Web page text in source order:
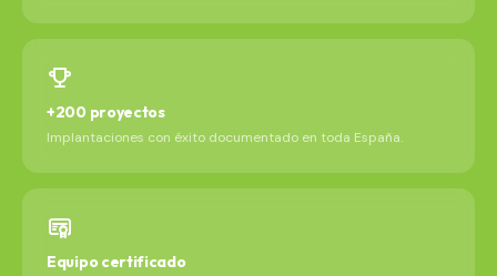
+200 proyectos
Implantaciones con éxito documentado en toda España.
Equipo certificado